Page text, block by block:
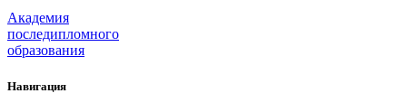
Академия
последипломного
образования
Навигация